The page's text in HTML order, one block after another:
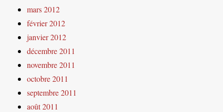
mars 2012
février 2012
janvier 2012
décembre 2011
novembre 2011
octobre 2011
septembre 2011
août 2011